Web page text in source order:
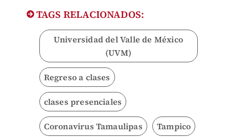
TAGS RELACIONADOS:
Universidad del Valle de México
(UVM)
Regreso a clases
clases presenciales
Coronavirus Tamaulipas Tampico